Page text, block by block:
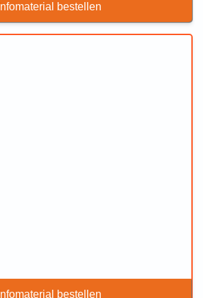
Infomaterial bestellen
Infomaterial bestellen